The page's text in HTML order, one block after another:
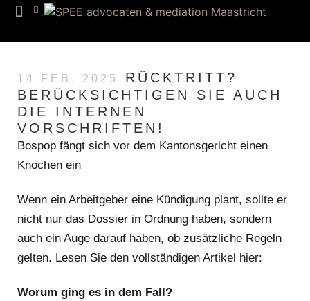
14 FEB. 2025
RÜCKTRITT?
BERÜCKSICHTIGEN SIE AUCH
DIE INTERNEN
VORSCHRIFTEN!
Bospop fängt sich vor dem Kantonsgericht einen
Knochen ein
Wenn ein Arbeitgeber eine Kündigung plant, sollte er
nicht nur das Dossier in Ordnung haben, sondern
auch ein Auge darauf haben, ob zusätzliche Regeln
gelten. Lesen Sie den vollständigen Artikel hier:
Worum ging es in dem Fall?